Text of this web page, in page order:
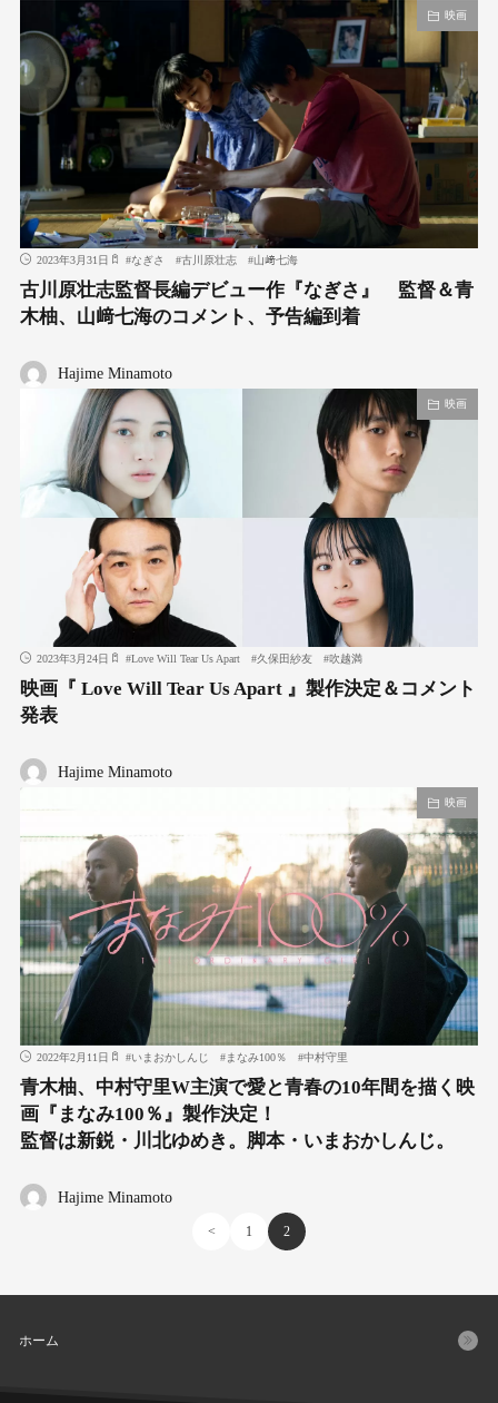
映画
2023年3月31日 #なぎさ #古川原壮志 #山﨑七海
古川原壮志監督⻑編デビュー作『なぎさ』 監督＆⻘
⽊柚、山﨑七海のコメント、予告編到着
Hajime Minamoto
映画
2023年3月24日 #Love Will Tear Us Apart #久保田紗友 #吹越満
映画『 Love Will Tear Us Apart 』製作決定＆コメント
発表
Hajime Minamoto
映画
2022年2月11日 #いまおかしんじ #まなみ100％ #中村守里
青木柚、中村守里W主演で愛と青春の10年間を描く映
画『まなみ100％』製作決定！
監督は新鋭・川北ゆめき。脚本・いまおかしんじ。
Hajime Minamoto
< 1 2
ホーム